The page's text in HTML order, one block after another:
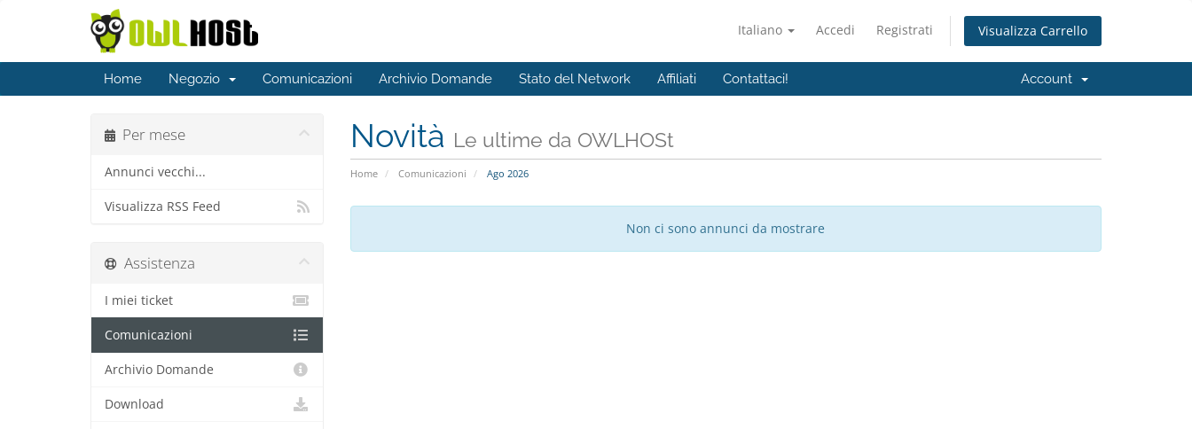
Italiano Accedi Registrati Visualizza Carrello
Home Negozio Comunicazioni Archivio Domande Stato del Network Affiliati Contattaci! Account
Novità Le ultime da OWLHOSt
Home Comunicazioni Ago 2026
Per mese
Annunci vecchi...
Visualizza RSS Feed
Non ci sono annunci da mostrare
Assistenza
I miei ticket
Comunicazioni
Archivio Domande
Download